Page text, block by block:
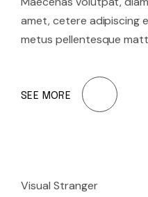
amet, cetere adipiscing
metus pellentesque
SEE MORE
Visual Stranger